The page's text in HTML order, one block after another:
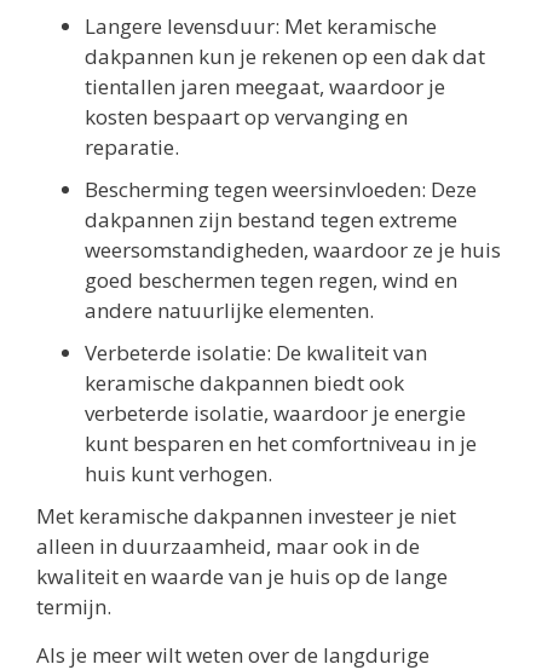
Langere levensduur: Met keramische
dakpannen kun je rekenen op een dak dat
tientallen jaren meegaat, waardoor je
kosten bespaart op vervanging en
reparatie.
Bescherming tegen weersinvloeden: Deze
dakpannen zijn bestand tegen extreme
weersomstandigheden, waardoor ze je huis
goed beschermen tegen regen, wind en
andere natuurlijke elementen.
Verbeterde isolatie: De kwaliteit van
keramische dakpannen biedt ook
verbeterde isolatie, waardoor je energie
kunt besparen en het comfortniveau in je
huis kunt verhogen.
Met keramische dakpannen investeer je niet
alleen in duurzaamheid, maar ook in de
kwaliteit en waarde van je huis op de lange
termijn.
Als je meer wilt weten over de langdurige